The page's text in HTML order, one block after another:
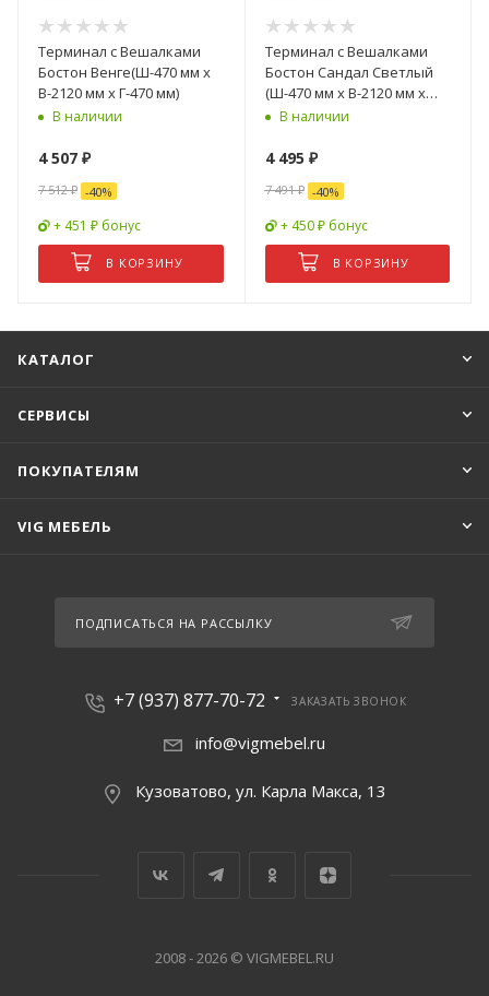
Терминал с Вешалками
Бостон Венге(Ш-470 мм x
В-2120 мм x Г-470 мм)
В наличии
4 507 ₽
7 512₽ -40%
+ 451 ₽ бонус
В КОРЗИНУ
Терминал с Вешалками
Бостон Сандал Светлый
(Ш-470 мм x В-2120 мм x
Г-470 мм)
В наличии
4 495 ₽
7 491₽ -40%
+ 450 ₽ бонус
В КОРЗИНУ
КАТАЛОГ
СЕРВИСЫ
ПОКУПАТЕЛЯМ
VIG МЕБЕЛЬ
ПОДПИСАТЬСЯ НА РАССЫЛКУ
+7 (937) 877-70-72 ЗАКАЗАТЬ ЗВОНОК
info@vigmebel.ru
Кузоватово, ул. Карла Макса, 13
2008 - 2026 © VIGMEBEL.RU